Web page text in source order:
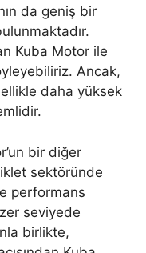
da geniş bir
Kuba Motor ile
Ancak,
daha yüksek
bir diğer
sektöründe
performans
seviyede
birlikte,